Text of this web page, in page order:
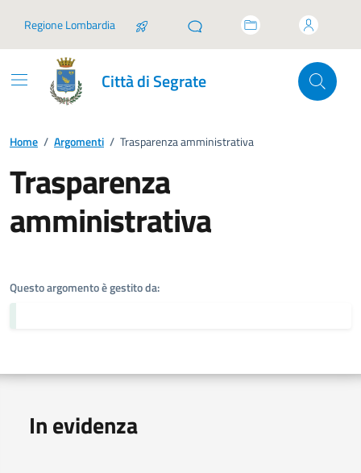
Regione Lombardia
Città di Segrate
Home / Argomenti / Trasparenza amministrativa
Trasparenza
amministrativa
Questo argomento è gestito da:
In evidenza